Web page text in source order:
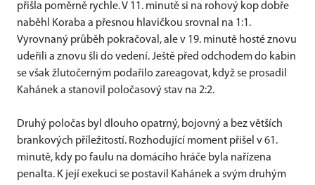
přišla poměrně rychle. V 11. minutě si na rohový kop dobře
naběhl Koraba a přesnou hlavičkou srovnal na 1:1.
Vyrovnaný průběh pokračoval, ale v 19. minutě hosté znovu
udeřili a znovu šli do vedení. Ještě před odchodem do kabin
se však žlutočerným podařilo zareagovat, když se prosadil
Kahánek a stanovil poločasový stav na 2:2.
Druhý poločas byl dlouho opatrný, bojovný a bez větších
brankových příležitostí. Rozhodující moment přišel v 61.
minutě, kdy po faulu na domácího hráče byla nařízena
penalta. K její exekuci se postavil Kahánek a svým druhým